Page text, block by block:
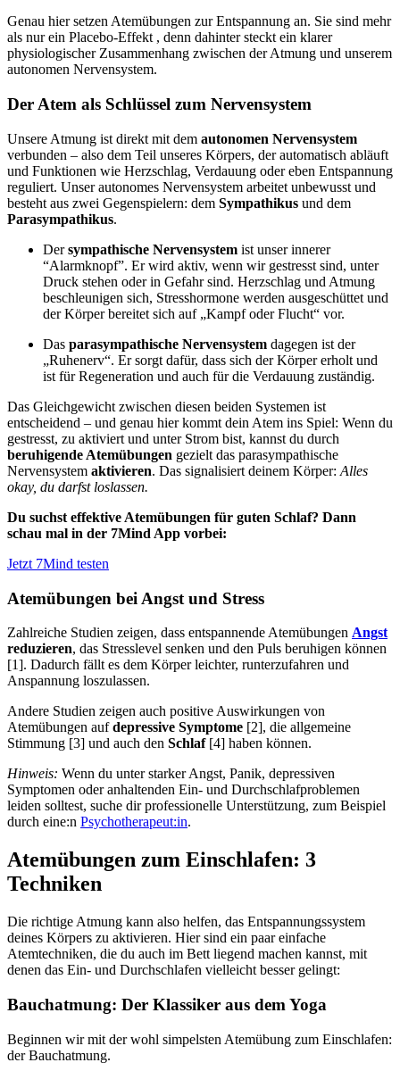
Genau hier setzen Atemübungen zur Entspannung an. Sie sind mehr
als nur ein Placebo-Effekt , denn dahinter steckt ein klarer
physiologischer Zusammenhang zwischen der Atmung und unserem
autonomen Nervensystem.
Der Atem als Schlüssel zum Nervensystem
Unsere Atmung ist direkt mit dem autonomen Nervensystem
verbunden – also dem Teil unseres Körpers, der automatisch abläuft
und Funktionen wie Herzschlag, Verdauung oder eben Entspannung
reguliert. Unser autonomes Nervensystem arbeitet unbewusst und
besteht aus zwei Gegenspielern: dem Sympathikus und dem
Parasympathikus.
Dersympathische Nervensystem ist unser innerer
“Alarmknopf”. Er wird aktiv, wenn wir gestresst sind, unter
Druck stehen oder in Gefahr sind. Herzschlag und Atmung
beschleunigen sich, Stresshormone werden ausgeschüttet und
der Körper bereitet sich auf „Kampf oder Flucht“ vor.
Das parasympathische Nervensystem dagegen ist der
„Ruhenerv“. Er sorgt dafür, dass sich der Körper erholt und
ist für Regeneration und auch für die Verdauung zuständig.
Das Gleichgewicht zwischen diesen beiden Systemen ist
entscheidend – und genau hier kommt dein Atem ins Spiel: Wenn du
gestresst, zu aktiviert und unter Strom bist, kannst du durch
beruhigende Atemübungen gezielt das parasympathische
Nervensystem aktivieren. Das signalisiert deinem Körper: Alles
okay, du darfst loslassen.
Du suchst effektive Atemübungen für guten Schlaf? Dann
schau mal in der 7Mind App vorbei:
Jetzt 7Mind testen
Atemübungen bei Angst und Stress
Zahlreiche Studien zeigen, dass entspannende Atemübungen Angst
reduzieren, das Stresslevel senken und den Puls beruhigen können
[1]. Dadurch fällt es dem Körper leichter, runterzufahren und
Anspannung loszulassen.
Andere Studien zeigen auch positive Auswirkungen von
Atemübungen aufdepressive Symptome [2], die allgemeine
Stimmung [3] und auch den Schlaf[4] haben können.
Hinweis: Wenn du unter starker Angst, Panik, depressiven
Symptomen oder anhaltenden Ein- und Durchschlafproblemen
leiden solltest, suche dir professionelle Unterstützung, zum Beispiel
durch eine:n Psychotherapeut:in.
Atemübungen zum Einschlafen: 3
Techniken
Die richtige Atmung kann also helfen, das Entspannungssystem
deines Körpers zu aktivieren. Hier sind ein paar einfache
Atemtechniken, die du auch im Bett liegend machen kannst, mit
denen das Ein- und Durchschlafen vielleicht besser gelingt:
Bauchatmung: Der Klassiker aus dem Yoga
Beginnen wir mit der wohl simpelsten Atemübung zum Einschlafen:
der Bauchatmung.